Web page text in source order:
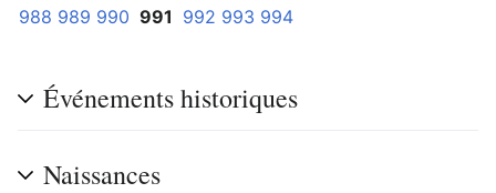
988 989 990 991 992 993 994
Événements historiques
Naissances